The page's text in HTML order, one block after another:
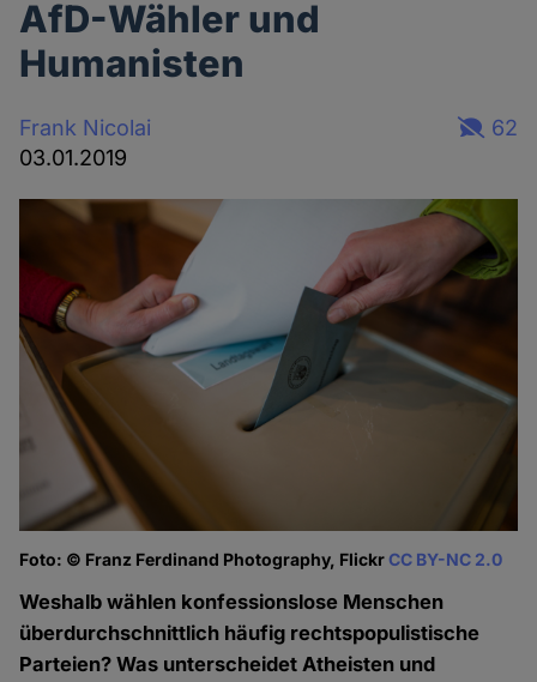
AfD-Wähler und
Humanisten
Frank Nicolai
03.01.2019
62
Foto: © Franz Ferdinand Photography, FlickrCC BY-NC 2.0
Weshalb wählen konfessionslose Menschen
überdurchschnittlich häufig rechtspopulistische
Parteien? Was unterscheidet Atheisten und